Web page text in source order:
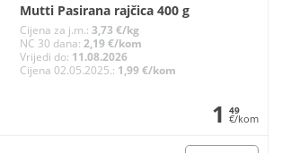
Mutti Pasirana rajčica 400 g
Cijena za j.m.: 3,73 €/kg
NC 30 dana: 2,19 €/kom
Vrijedi do: 11.08.2026
Cijena 02.05.2025.: 1,99 €/kom
1 49
€/kom